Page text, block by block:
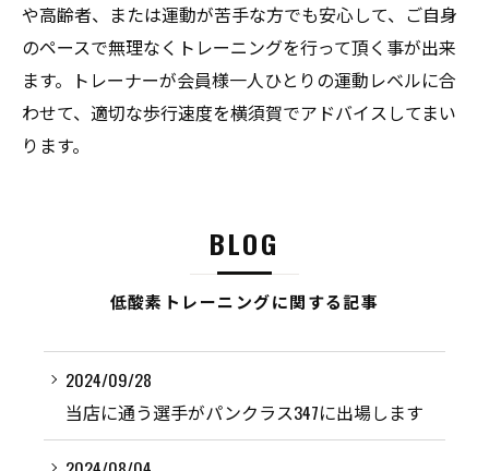
や高齢者、または運動が苦手な方でも安心して、ご自身
のペースで無理なくトレーニングを行って頂く事が出来
ます。トレーナーが会員様一人ひとりの運動レベルに合
わせて、適切な歩行速度を横須賀でアドバイスしてまい
ります。
低酸素トレーニングに関する記事
BLOG
2024/09/28
当店に通う選手がパンクラス347に出場します